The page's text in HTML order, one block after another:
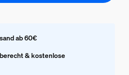
ab 60€
& kostenlose